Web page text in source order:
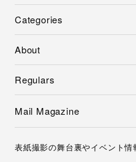
Categories
About
Regulars
Mail Magazine
表紙撮影の舞台裏やイベント情